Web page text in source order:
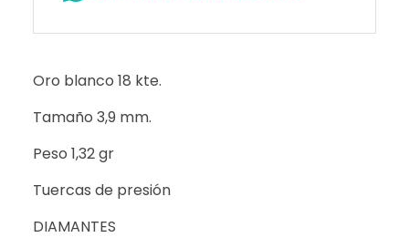
Oro blanco 18 kte.
Tamaño 3,9 mm.
Peso 1,32 gr
Tuercas de presión
DIAMANTES